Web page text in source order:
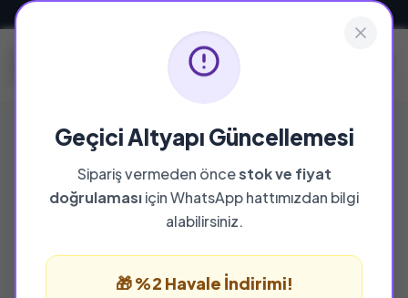
Geçici Altyapı Güncellemesi
Sipariş vermeden öncestok ve fiyat
doğrulamasıiçin WhatsApp hattımızdan bilgi
alabilirsiniz.
🎁 %2 Havale İndirimi!